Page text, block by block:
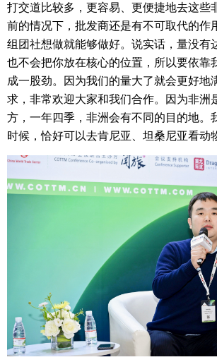
打交道比较多，更容易、更便捷地去这些
前的情况下，批发商还是有不可取代的作
组团社想做就能够做好。说实话，量没有
也不会把你放在核心的位置，所以要依靠
成一股劲。因为我们的量大了就会更好地
求，非常欢迎大家和我们合作。因为非洲
方，一年四季，非洲会有不同的目的地。
时候，恰好可以去肯尼亚、坦桑尼亚看动